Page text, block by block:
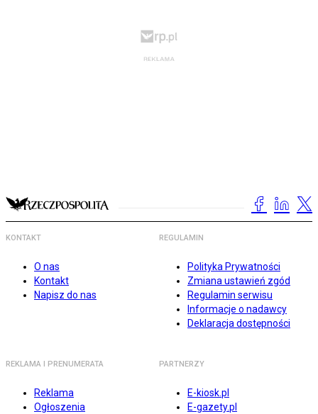
KONTAKT
O nas
Kontakt
Napisz do nas
REGULAMIN
Polityka Prywatności
Zmiana ustawień zgód
Regulamin serwisu
Informacje o nadawcy
Deklaracja dostępności
REKLAMA I PRENUMERATA
Reklama
Ogłoszenia
PARTNERZY
E-kiosk.pl
E-gazety.pl